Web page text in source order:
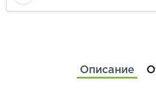
Описание